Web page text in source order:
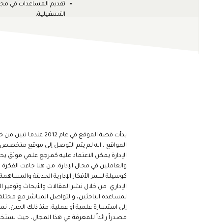
تقديم المساعدات في
التشغيلية.
بدأت قصة الموقع في عام
المواقع ، انه لم يتم التوصل إلى موقع
الإدارة يمكن الاعتماد عليه كمرجع علمي موثق
والعاملين في مجال الإدارة. من هنا جاءت
كوسيلة لنشر الأفكار الإدارية الحديثة
الإداري من خلال نشر المقالات والأبحاث وتوفير
لمساعدة الباحثين، والتواصل المباشر مع
إلى استشارة علمية أو عملية. منذ ذلك الحين،
مصدراً رائداً للمعرفة في هذا المجال، حيث